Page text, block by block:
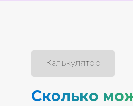
Сколько
Калькулятор